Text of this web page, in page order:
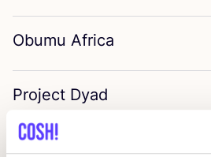
Obumu Africa
Project Dyad
Chez Nous